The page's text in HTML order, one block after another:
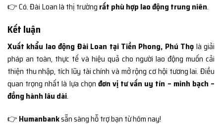
👉 Có. Đài Loan là thị trường rất phù hợp lao động trung niên.
Kết luận
Xuất khẩu lao động Đài Loan tại Tiền Phong, Phú Thọ là giải
pháp an toàn, thực tế và hiệu quả cho người lao động muốn cải
thiện thu nhập, tích lũy tài chính và mở rộng cơ hội tương lai. Điều
quan trọng nhất là lựa chọn đơn vị tư vấn uy tín – minh bạch –
đồng hành lâu dài.
👉 Humanbanksẵn sàng hỗ trợ bạn từ hôm nay!